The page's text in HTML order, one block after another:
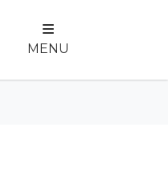
MENU